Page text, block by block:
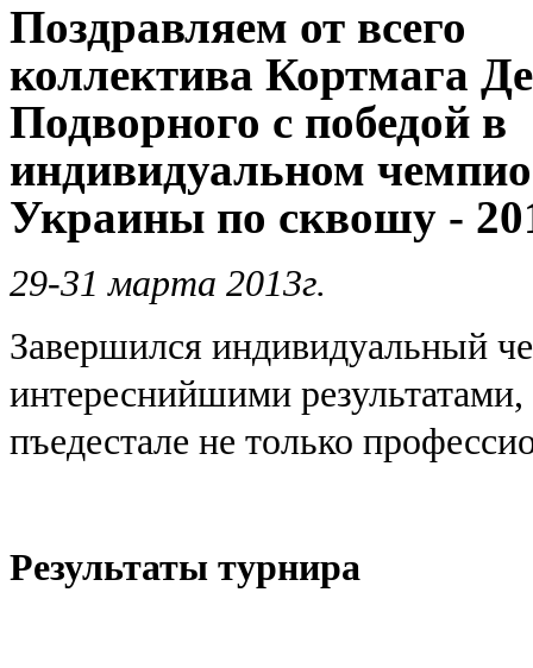
Поздравляем от всего
коллектива Кортмага
Подворного с победой в
индивидуальном
Украины по сквошу -
29-31 марта 2013г.
Завершился индивидуальный
интереснийшими
пъедестале не только
Результаты турнира